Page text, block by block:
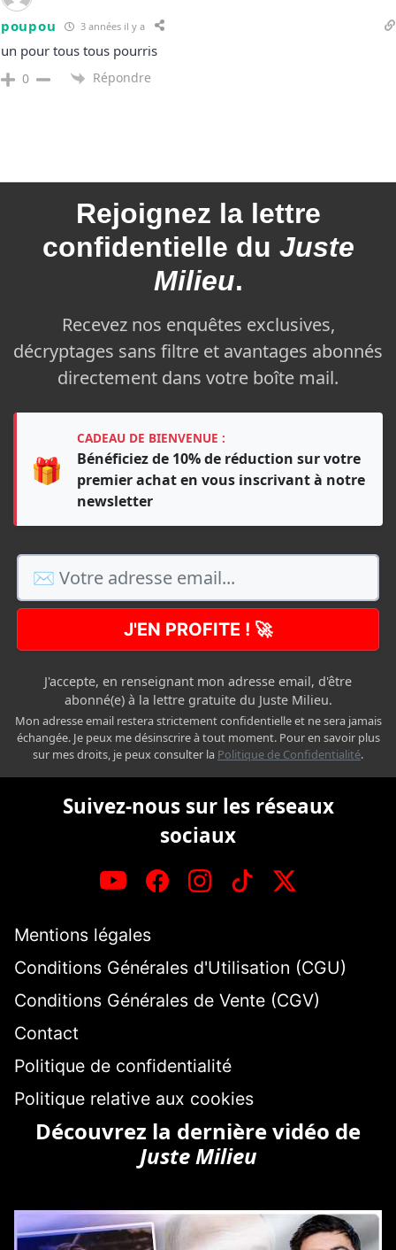
poupou 3 années il y a
un pour tous tous pourris
0 Répondre
Rejoignez la lettre
confidentielle du Juste
Milieu.
Recevez nos enquêtes exclusives,
décryptages sans filtre et avantages abonnés
directement dans votre boîte mail.
🎁
CADEAU DE BIENVENUE :
Bénéficiez de 10% de réduction sur votre
premier achat en vous inscrivant à notre
newsletter
J'EN PROFITE ! 🚀
J'accepte, en renseignant mon adresse email, d'être
abonné(e) à la lettre gratuite du Juste Milieu.
Mon adresse email restera strictement confidentielle et ne sera jamais
échangée. Je peux me désinscrire à tout moment. Pour en savoir plus
sur mes droits, je peux consulter la Politique de Confidentialité.
Suivez-nous sur les réseaux
sociaux
Mentions légales
Conditions Générales d'Utilisation (CGU)
Conditions Générales de Vente (CGV)
Contact
Politique de confidentialité
Politique relative aux cookies
Découvrez la dernière vidéo de
Juste Milieu